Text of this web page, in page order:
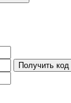
Получить код